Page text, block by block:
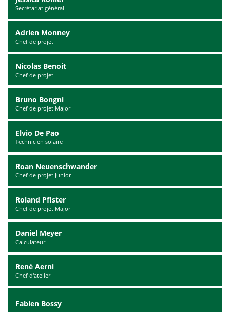
Secrétariat général
Adrien Monney
Chef de projet
Nicolas Benoit
Chef de projet
Bruno Bongni
Chef de projet Major
Elvio De Pao
Technicien solaire
Roan Neuenschwander
Chef de projet Junior
Roland Pfister
Chef de projet Major
Daniel Meyer
Calculateur
René Aerni
Chef d'atelier
Fabien Bossy